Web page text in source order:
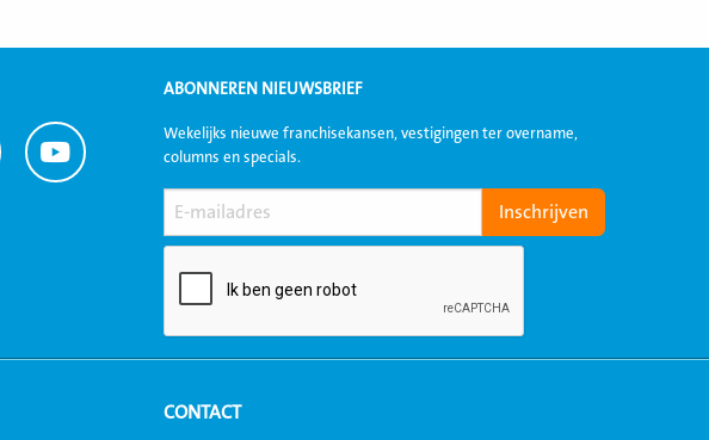
Ga
naar
ABONNEREN NIEUWSBRIEF
Wekelijks nieuwe franchisekansen, vestigingen ter overname,
columns en specials.
CONTACT